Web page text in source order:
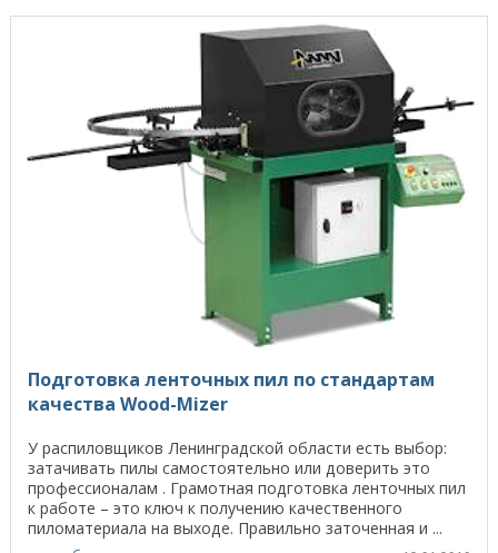
Подготовка ленточных пил по стандартам
качества Wood-Mizer
У распиловщиков Ленинградской области есть выбор:
затачивать пилы самостоятельно или доверить это
профессионалам . Грамотная подготовка ленточных пил
к работе – это ключ к получению качественного
пиломатериала на выходе. Правильно заточенная и ...